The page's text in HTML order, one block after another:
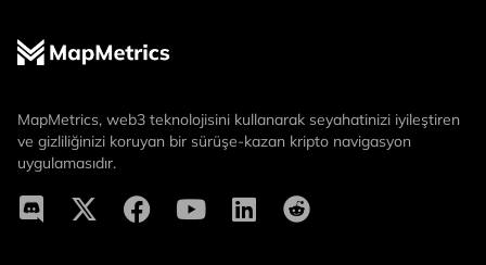
MapMetrics, web3 teknolojisini kullanarak seyahatinizi iyileştiren
ve gizliliğinizi koruyan bir sürüşe-kazan kripto navigasyon
uygulamasıdır.